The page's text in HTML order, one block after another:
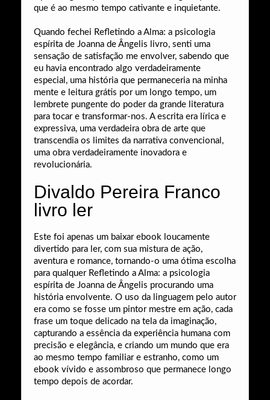
que é ao mesmo tempo cativante e inquietante.
Quando fechei Refletindo a Alma: a psicologia
espírita de Joanna de Ângelis livro, senti uma
sensação de satisfação me envolver, sabendo que
eu havia encontrado algo verdadeiramente
especial, uma história que permaneceria na minha
mente e leitura grátis por um longo tempo, um
lembrete pungente do poder da grande literatura
para tocar e transformar-nos. A escrita era lírica e
expressiva, uma verdadeira obra de arte que
transcendia os limites da narrativa convencional,
uma obra verdadeiramente inovadora e
revolucionária.
Divaldo Pereira Franco
livro ler
Este foi apenas um baixar ebook loucamente
divertido para ler, com sua mistura de ação,
aventura e romance, tornando-o uma ótima escolha
para qualquer Refletindo a Alma: a psicologia
espírita de Joanna de Ângelis procurando uma
história envolvente. O uso da linguagem pelo autor
era como se fosse um pintor mestre em ação, cada
frase um toque delicado na tela da imaginação,
capturando a essência da experiência humana com
precisão e elegância, e criando um mundo que era
ao mesmo tempo familiar e estranho, como um
ebook vívido e assombroso que permanece longo
tempo depois de acordar.